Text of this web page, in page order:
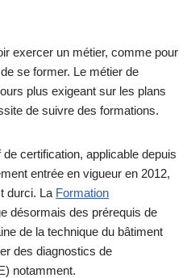
exercer un métier, comme pour
se former. Le métier de
plus exigeant sur les plans
de suivre des formations.
certification, applicable depuis
entrée en vigueur en 2012,
durci. La Formation
désormais des prérequis de
de la technique du bâtiment
des diagnostics de
notamment.